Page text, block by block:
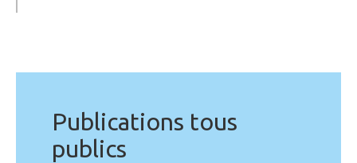
Publications tous
publics